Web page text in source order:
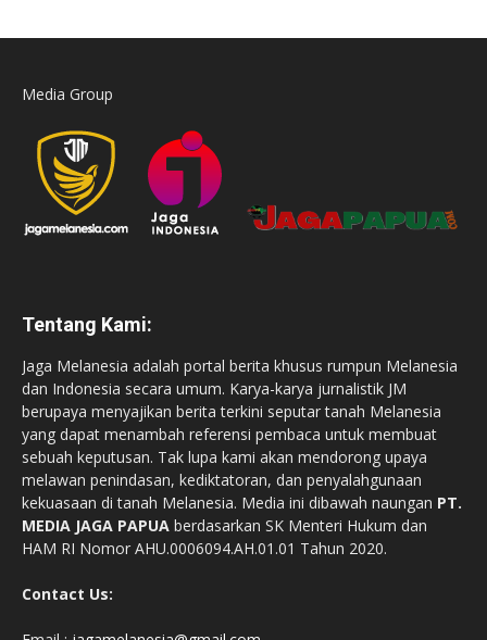
Media Group
Tentang Kami:
Jaga Melanesia adalah portal berita khusus rumpun Melanesia
dan Indonesia secara umum. Karya-karya jurnalistik JM
berupaya menyajikan berita terkini seputar tanah Melanesia
yang dapat menambah referensi pembaca untuk membuat
sebuah keputusan. Tak lupa kami akan mendorong upaya
melawan penindasan, kediktatoran, dan penyalahgunaan
kekuasaan di tanah Melanesia. Media ini dibawah naungan PT.
MEDIA JAGA PAPUA berdasarkan SK Menteri Hukum dan
HAM RI Nomor AHU.0006094.AH.01.01 Tahun 2020.
Contact Us: